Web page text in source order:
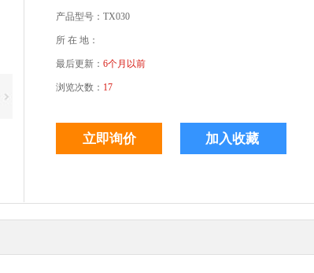
产品型号：TX030
所 在 地：
最后更新： 6个月以前
浏览次数： 17